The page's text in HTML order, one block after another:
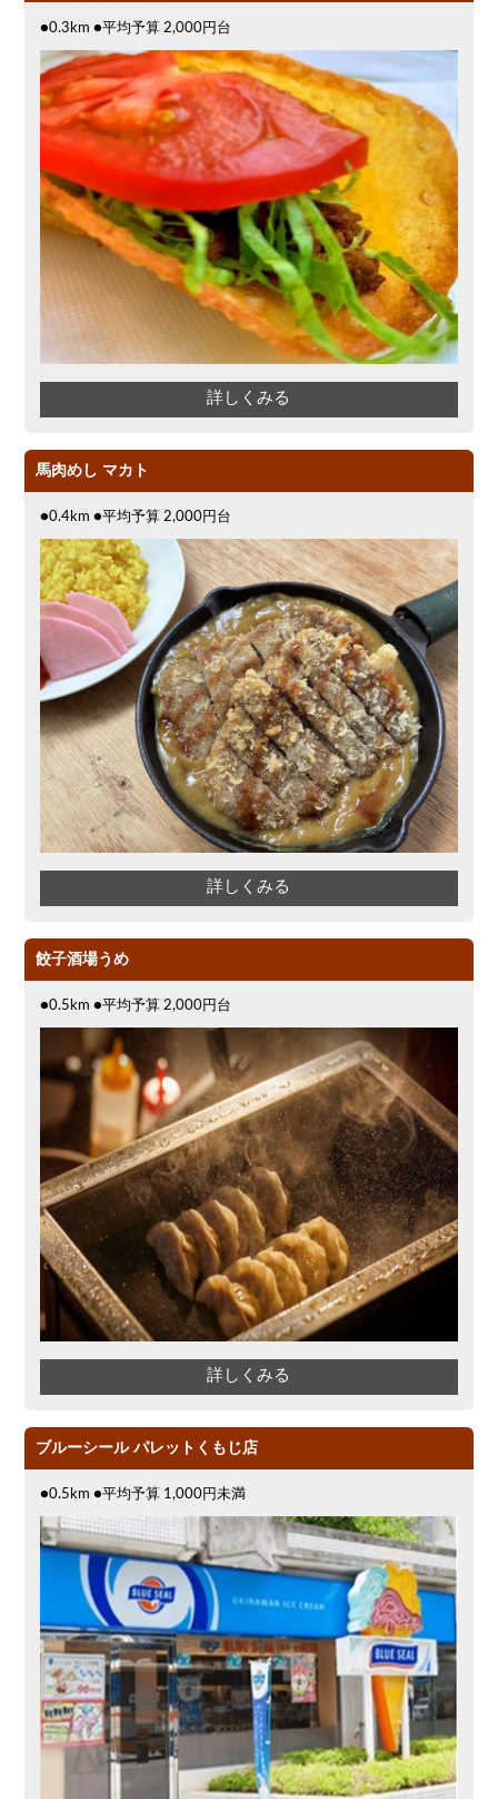
●0.3km ●平均予算 2,000円台
詳しくみる
馬肉めし マカト
●0.4km ●平均予算 2,000円台
詳しくみる
餃子酒場うめ
●0.5km ●平均予算 2,000円台
詳しくみる
ブルーシール パレットくもじ店
●0.5km ●平均予算 1,000円未満